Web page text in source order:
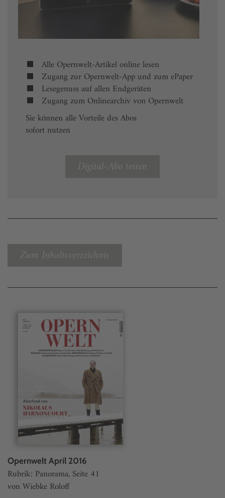
Alle Opernwelt-Artikel online lesen
Zugang zur Opernwelt-App und zum ePaper
Lesegenuss auf allen Endgeräten
Zugang zum Onlinearchiv von Opernwelt
Sie können alle Vorteile des Abos
sofort nutzen
Digital-Abo testen
Zum Inhaltsverzeichnis
Opernwelt April 2016
Rubrik: Panorama, Seite 41
von Wiebke Roloff